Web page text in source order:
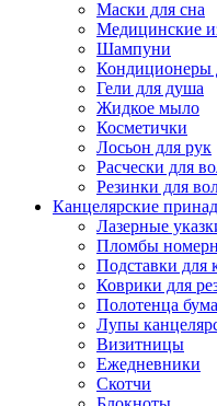
Маски для сна
Медицинские
Шампуни
Кондиционеры
Гели для душа
Жидкое мыло
Косметички
Лосьон для рук
Расчески для
Резинки для
Канцелярские
Лазерные
Пломбы
Подставки для
Коврики для
Полотенца
Лупы
Визитницы
Ежедневники
Скотчи